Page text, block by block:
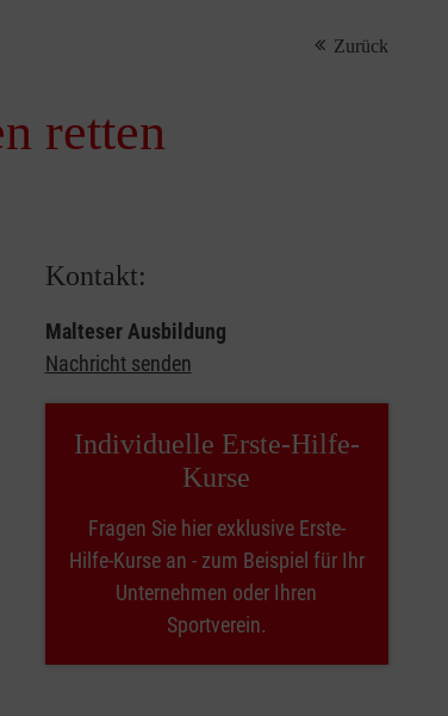
Zurück
retten
Kontakt:
Malteser Ausbildung
Nachricht senden
Individuelle Erste-Hilfe-
Kurse
Fragen Sie hier exklusive Erste-
Hilfe-Kurse an - zum Beispiel für Ihr
Unternehmen oder Ihren
Sportverein.